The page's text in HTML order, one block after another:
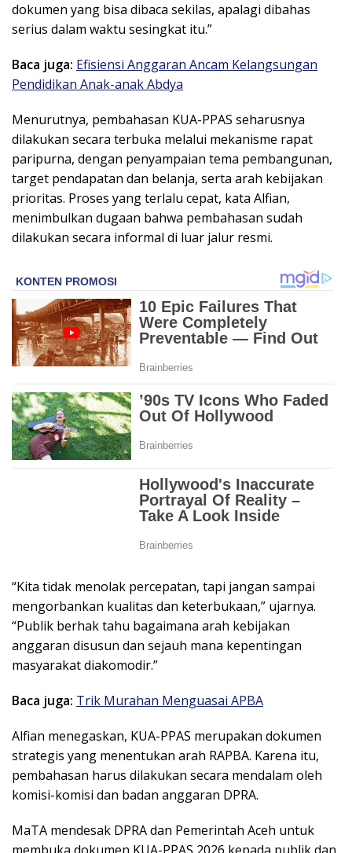
dokumen yang bisa dibaca sekilas, apalagi dibahas
serius dalam waktu sesingkat itu.”
Baca juga: Efisiensi Anggaran Ancam Kelangsungan
Pendidikan Anak-anak Abdya
Menurutnya, pembahasan KUA-PPAS seharusnya
dilakukan secara terbuka melalui mekanisme rapat
paripurna, dengan penyampaian tema pembangunan,
target pendapatan dan belanja, serta arah kebijakan
prioritas. Proses yang terlalu cepat, kata Alfian,
menimbulkan dugaan bahwa pembahasan sudah
dilakukan secara informal di luar jalur resmi.
“Kita tidak menolak percepatan, tapi jangan sampai
mengorbankan kualitas dan keterbukaan,” ujarnya.
“Publik berhak tahu bagaimana arah kebijakan
anggaran disusun dan sejauh mana kepentingan
masyarakat diakomodir.”
Baca juga: Trik Murahan Menguasai APBA
Alfian menegaskan, KUA-PPAS merupakan dokumen
strategis yang menentukan arah RAPBA. Karena itu,
pembahasan harus dilakukan secara mendalam oleh
komisi-komisi dan badan anggaran DPRA.
MaTA mendesak DPRA dan Pemerintah Aceh untuk